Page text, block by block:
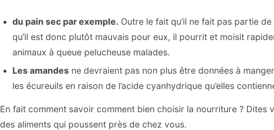
du pain sec par exemple. Outre le fait qu’il ne fait pas partie
qu’il est donc plutôt mauvais pour eux, il pourrit et moisit
animaux à queue pelucheuse malades.
Les amandesne devraient pas non plus être données à
les écureuils en raison de l’acide cyanhydrique qu’elles
En fait comment savoir comment bien choisir la nourriture ? Dites
des aliments qui poussent près de chez vous.